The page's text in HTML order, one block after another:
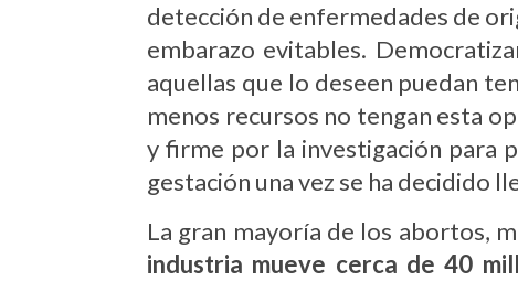
detección de enfermedades de
embarazo evitables.
aquellas que lo deseen puedan
menos recursos no tengan esta
y firme por la investigación para
gestación una vez se ha decidido
La gran mayoría de los abortos,
industria mueve cerca de 40